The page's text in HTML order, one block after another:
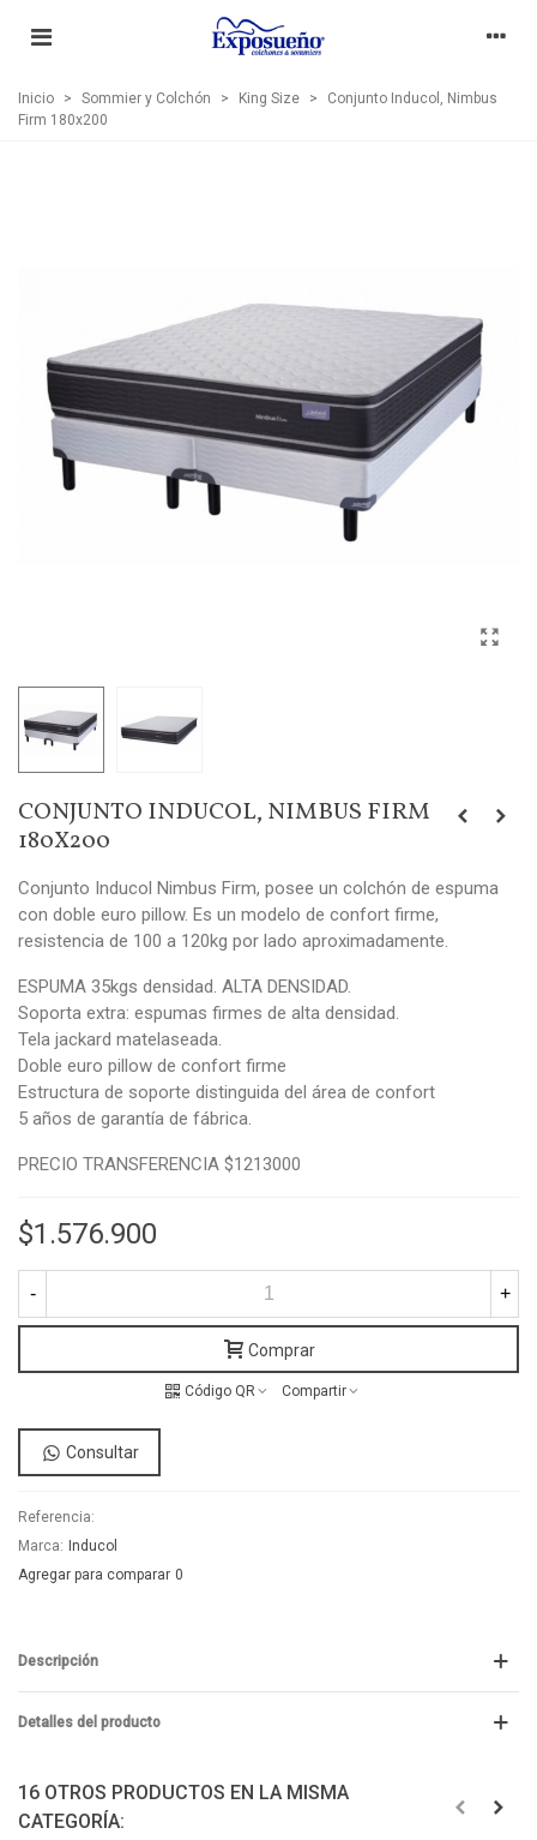
Inicio > Sommier y Colchón > King Size >
Conjunto Inducol, Nimbus
Firm 180x200
CONJUNTO INDUCOL, NIMBUS FIRM
180X200
Conjunto Inducol Nimbus Firm, posee un colchón de espuma
con doble euro pillow. Es un modelo de confort firme,
resistencia de 100 a 120kg por lado aproximadamente.
ESPUMA 35kgs densidad. ALTA DENSIDAD.
Soporta extra: espumas firmes de alta densidad.
Tela jackard matelaseada.
Doble euro pillow de confort firme
Estructura de soporte distinguida del área de confort
5 años de garantía de fábrica.
PRECIO TRANSFERENCIA $1213000
$1.576.900
- +
Comprar
Código QR Compartir
Consultar
Referencia:
Marca: Inducol
Agregar para comparar 0
Descripción
Detalles del producto
16 OTROS PRODUCTOS EN LA MISMA
CATEGORÍA: